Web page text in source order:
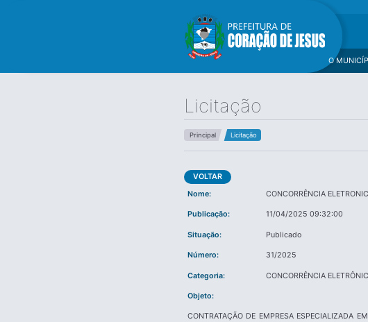
O
Licitação
Principal Licitação
VOLTAR
Nome:
CONCORRÊNCIA
Publicação: 11/04/2025 09:32:00
Situação: Publicado
Número: 31/2025
Categoria: CONCORRÊNCIA
Objeto:
CONTRATAÇÃO DE EMPRESA ESPECIALIZADA